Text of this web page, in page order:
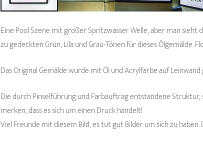
Eine Pool Szene mit großer Spritzwasser Welle, aber man
zu gedeckten Grün, Lila und Grau-Tönen für dieses Ölgemälde.
Das Original Gemälde wurde mit Öl und Acrylfarbe auf
Die durch Pinselführung und Farbauftrag entstandene
merken, dass es sich um einen Druck handelt!
Viel Freunde mit diesem Bild, es tut gut Bilder um sich zu